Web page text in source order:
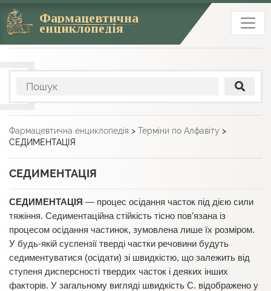
Фармацевтична
енциклопедія
Фармацевтична енциклопедія > Терміни по Алфавіту >
СЕДИМЕНТАЦІЯ
СЕДИМЕНТАЦІЯ
СЕДИМЕНТАЦIЯ — процес осiдання часток пiд дiєю сили
тяжіння. Седиментацiйна стiйкiсть тісно пов’язана із
процесом осiдання частинок, зумовлена лише їх розмiром.
У будь-якiй суспензiї твердi частки речовини будуть
седиментуватися (осiдати) зi швидкiстю, що залежить вiд
ступеня дисперсностi твердих часток i деяких iнших
факторiв. У загальному виглядi швидкiсть С. відображено у